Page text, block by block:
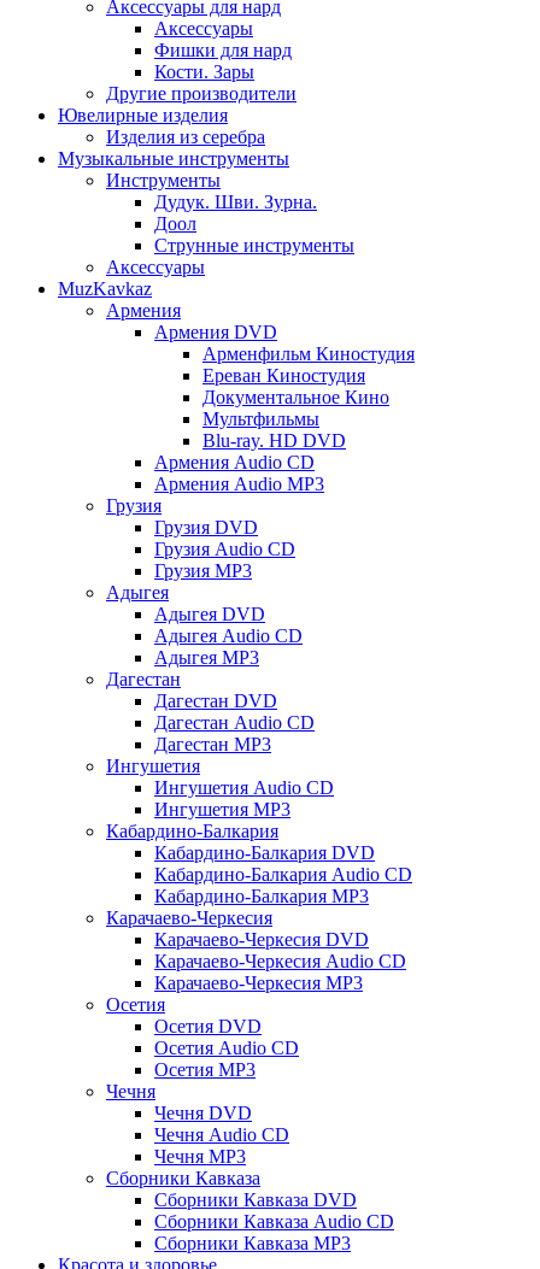
Аксессуары для нард
Аксессуары
Фишки для нард
Кости. Зары
Другие производители
Ювелирные изделия
Изделия из серебра
Музыкальные инструменты
Инструменты
Дудук. Шви. Зурна.
Доол
Струнные инструменты
Аксессуары
MuzKavkaz
Армения
Армения DVD
Арменфильм Киностудия
Ереван Киностудия
Документальное Кино
Мультфильмы
Blu-ray. HD DVD
Армения Audio CD
Армения Audio MP3
Грузия
Грузия DVD
Грузия Audio CD
Грузия MP3
Адыгея
Адыгея DVD
Адыгея Audio CD
Адыгея MP3
Дагестан
Дагестан DVD
Дагестан Audio CD
Дагестан MP3
Ингушетия
Ингушетия Audio CD
Ингушетия MP3
Кабардино-Балкария
Кабардино-Балкария DVD
Кабардино-Балкария Audio CD
Кабардино-Балкария MP3
Карачаево-Черкесия
Карачаево-Черкесия DVD
Карачаево-Черкесия Audio CD
Карачаево-Черкесия MP3
Осетия
Осетия DVD
Осетия Audio CD
Осетия MP3
Чечня
Чечня DVD
Чечня Audio CD
Чечня MP3
Сборники Кавказа
Сборники Кавказа DVD
Сборники Кавказа Audio CD
Сборники Кавказа MP3
Красота и здоровье